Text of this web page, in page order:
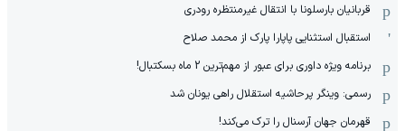
قربانیان بارسلونا با انتقال غیرمنتظره رودری
استقبال استثنایی پاپارا پارک از محمد صلاح
برنامه ویژه داوری برای عبور از مهم‌ترین 2 ماه بسکتبال!
رسمی: وینگر پرحاشیه استقلال راهی یونان شد
قهرمان جهان آرسنال را ترک می‌کند!